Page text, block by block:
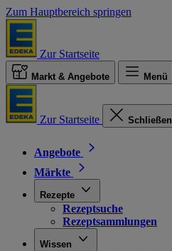
Zum Hauptbereich springen
Zur Startseite
Markt & Angebote Menü
Zur Startseite Schließen
Angebote
Märkte
Rezepte
Rezeptsuche
Rezeptsammlungen
Wissen